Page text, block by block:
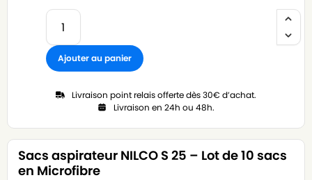
Ajouter au panier
Livraison point relais offerte dès 30€ d’achat.
Livraison en 24h ou 48h.
Sacs aspirateur NILCO S 25 – Lot de 10 sacs
en Microfibre